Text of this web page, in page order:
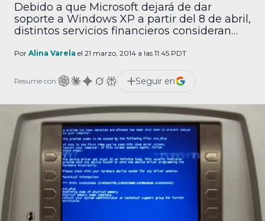
Debido a que Microsoft dejará de dar
soporte a Windows XP a partir del 8 de abril,
distintos servicios financieros consideran
decisión también tendría como objetivo
actualización de software y hardware. El
director ejecutivo de la Asociación de la
Industria […]
Por Alina Varela el 21 marzo, 2014 a las 11:45 PDT
Resume con: Seguir en